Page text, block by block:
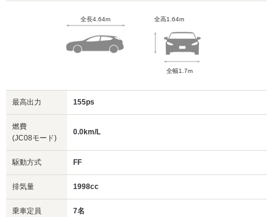
全長4.64m 全高1.64m
全幅1.7m
最高出力 155ps
燃費
(JC08モード)
0.0km/L
駆動方式 FF
排気量 1998cc
乗車定員 7名